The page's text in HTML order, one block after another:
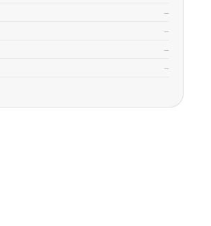
—
—
—
—